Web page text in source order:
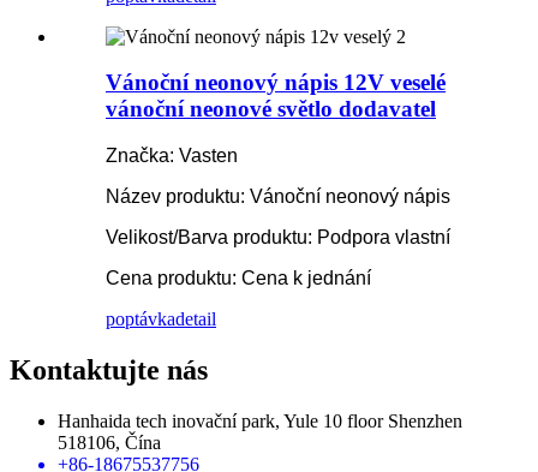
Vánoční neonový nápis 12V veselé
vánoční neonové světlo dodavatel
Značka: Vasten
Název produktu: Vánoční neonový nápis
Velikost/Barva produktu: Podpora vlastní
Cena produktu: Cena k jednání
poptávkadetail
Kontaktujte nás
Hanhaida tech inovační park, Yule 10 floor Shenzhen
518106, Čína
+86-18675537756